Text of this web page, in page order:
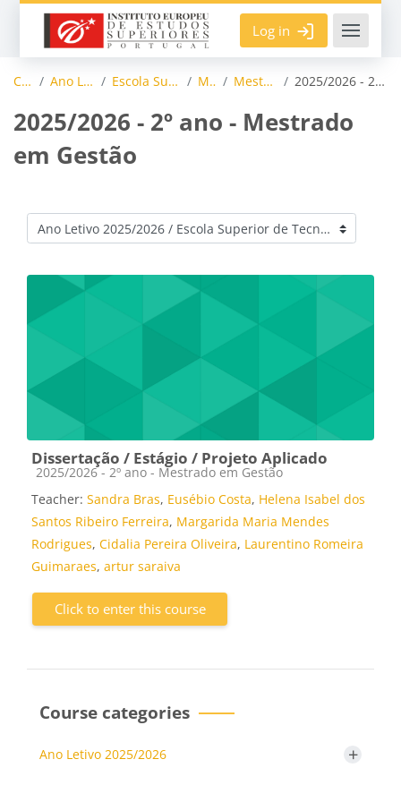
Skip to main content
Log in
Courses Ano Letivo 2025/2026 Escola Superior de Tecnologias Mestrados Mestrado em Gestão 2025/2026 - 2º ano - Mestrado em Gestão
2025/2026 - 2º ano - Mestrado
em Gestão
Course categories
Dissertação / Estágio / Projeto Aplicado
Course category
2025/2026 - 2º ano - Mestrado em Gestão
Teacher: Sandra Bras, Eusébio Costa, Helena Isabel dos
Santos Ribeiro Ferreira, Margarida Maria Mendes
Rodrigues, Cidalia Pereira Oliveira, Laurentino Romeira
Guimaraes, artur saraiva
Click to enter this course
Course categories
Ano Letivo 2025/2026 +